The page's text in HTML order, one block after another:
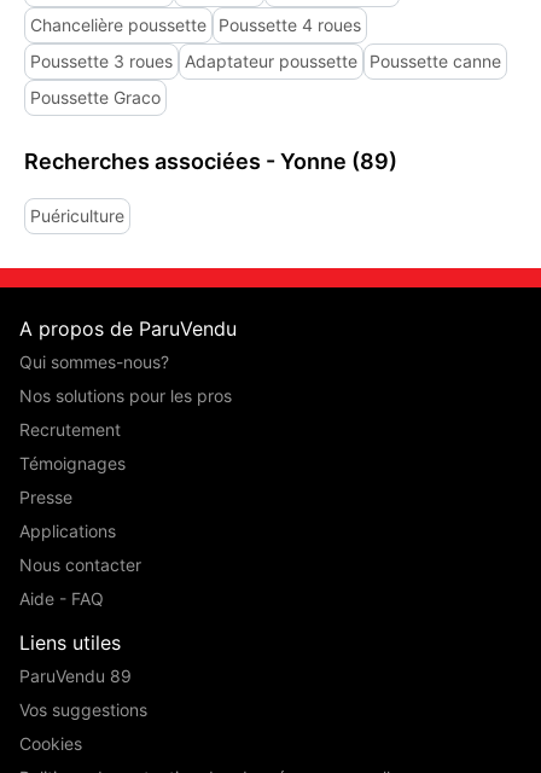
Chancelière poussette
Poussette 4 roues
Poussette 3 roues
Adaptateur poussette
Poussette canne
Poussette Graco
Recherches associées - Yonne (89)
Puériculture
A propos de ParuVendu
Qui sommes-nous?
Nos solutions pour les pros
Recrutement
Témoignages
Presse
Applications
Nous contacter
Aide - FAQ
Liens utiles
ParuVendu 89
Vos suggestions
Cookies